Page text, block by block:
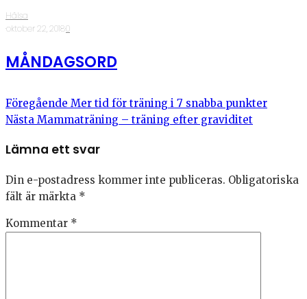
Hälsa
·oktober 22, 2018·0
MÅNDAGSORD
Föregående Mer tid för träning i 7 snabba punkter
Nästa Mammaträning – träning efter graviditet
Lämna ett svar
Din e-postadress kommer inte publiceras. Obligatoriska
fält är märkta *
Kommentar *